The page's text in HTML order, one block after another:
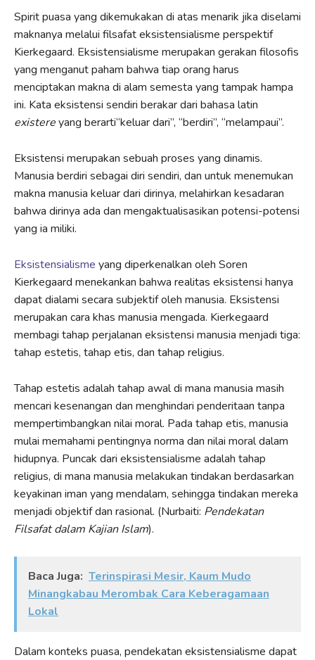
Spirit puasa yang dikemukakan di atas menarik jika diselami
maknanya melalui filsafat eksistensialisme perspektif
Kierkegaard. Eksistensialisme merupakan gerakan filosofis
yang menganut paham bahwa tiap orang harus
menciptakan makna di alam semesta yang tampak hampa
ini. Kata eksistensi sendiri berakar dari bahasa latin
existereyang berarti“keluar dari”, “berdiri”, “melampaui”.
Eksistensi merupakan sebuah proses yang dinamis.
Manusia berdiri sebagai diri sendiri, dan untuk menemukan
makna manusia keluar dari dirinya, melahirkan kesadaran
bahwa dirinya ada dan mengaktualisasikan potensi-potensi
yang ia miliki.
Eksistensialisme yang diperkenalkan oleh Soren
Kierkegaard menekankan bahwa realitas eksistensi hanya
dapat dialami secara subjektif oleh manusia. Eksistensi
merupakan cara khas manusia mengada. Kierkegaard
membagi tahap perjalanan eksistensi manusia menjadi tiga:
tahap estetis, tahap etis, dan tahap religius.
Tahap estetis adalah tahap awal di mana manusia masih
mencari kesenangan dan menghindari penderitaan tanpa
mempertimbangkan nilai moral. Pada tahap etis, manusia
mulai memahami pentingnya norma dan nilai moral dalam
hidupnya. Puncak dari eksistensialisme adalah tahap
religius, di mana manusia melakukan tindakan berdasarkan
keyakinan iman yang mendalam, sehingga tindakan mereka
menjadi objektif dan rasional. (Nurbaiti: Pendekatan
Filsafat dalam Kajian Islam).
Baca Juga: Terinspirasi Mesir, Kaum Mudo
Minangkabau Merombak Cara Keberagamaan
Lokal
Dalam konteks puasa, pendekatan eksistensialisme dapat